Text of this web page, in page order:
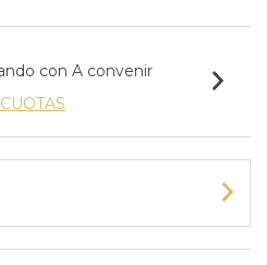
con A convenir